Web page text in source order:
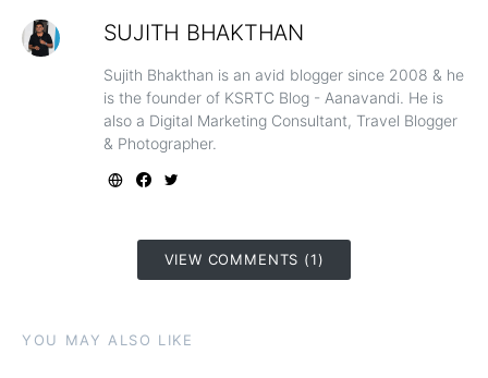
SUJITH BHAKTHAN
Sujith Bhakthan is an avid blogger since 2008 & he
is the founder of KSRTC Blog - Aanavandi. He is
also a Digital Marketing Consultant, Travel Blogger
& Photographer.
VIEW COMMENTS (1)
YOU MAY ALSO LIKE